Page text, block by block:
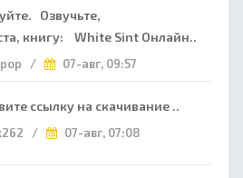
Озвучьте,
книгу: White Sint Онлайн..
/ 07-авг, 09:57
ссылку на скачивание ..
/ 07-авг, 07:08